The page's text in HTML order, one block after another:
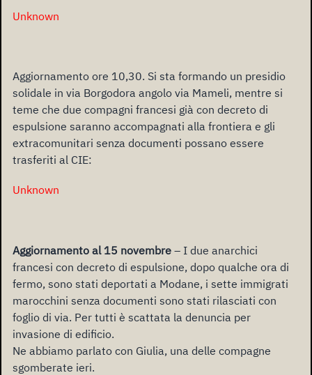
Unknown
Aggiornamento ore 10,30. Si sta formando un presidio
solidale in via Borgodora angolo via Mameli, mentre si
teme che due compagni francesi già con decreto di
espulsione saranno accompagnati alla frontiera e gli
extracomunitari senza documenti possano essere
trasferiti al CIE:
Unknown
Aggiornamento al 15 novembre – I due anarchici
francesi con decreto di espulsione, dopo qualche ora di
fermo, sono stati deportati a Modane, i sette immigrati
marocchini senza documenti sono stati rilasciati con
foglio di via. Per tutti è scattata la denuncia per
invasione di edificio.
Ne abbiamo parlato con Giulia, una delle compagne
sgomberate ieri.